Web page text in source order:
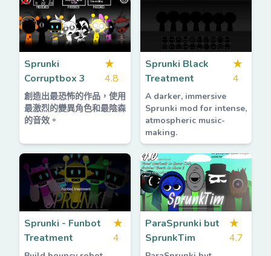
Sprunki
Corruptbox 3
★
4.8
創造出最恐怖的作品，使用
最激烈的變異角色和最陰森
的音效。
Sprunki Black
Treatment
★
4
A darker, immersive
Sprunki mod for intense,
atmospheric music-
making.
Sprunki - Funbot
Treatment
★
4
ParaSprunki but
SprunkTim
★
4.7